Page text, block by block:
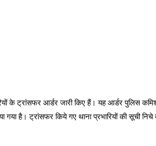
के ट्रांसफर आर्डर जारी किए हैं। यह आर्डर पुलिस
है। ट्रांसफर किये गए थाना प्रभारियों की सूची निचे